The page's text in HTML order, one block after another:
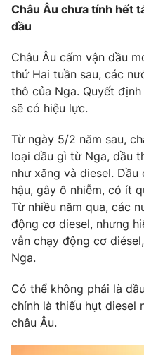
Châu Âu chưa tính hết
dầu
Châu Âu cấm vận dầu
thứ Hai tuần sau, các
thô của Nga. Quyết
sẽ có hiệu lực.
Từ ngày 5/2 năm sau,
loại dầu gì từ Nga, dầu
như xăng và diesel.
hậu, gây ô nhiễm, có ít
Từ nhiều năm qua, các
động cơ diesel, nhưng
vẫn chạy động cơ
Nga.
Có thể không phải là
chính là thiếu hụt diesel
châu Âu.